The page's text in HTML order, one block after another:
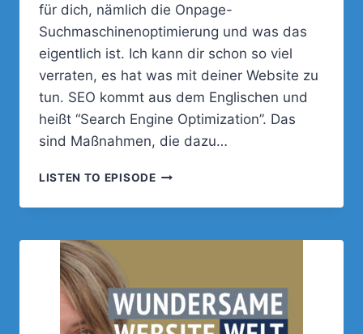
für dich, nämlich die Onpage-
Suchmaschinenoptimierung und was das
eigentlich ist. Ich kann dir schon so viel
verraten, es hat was mit deiner Website zu
tun. SEO kommt aus dem Englischen und
heißt “Search Engine Optimization”. Das
sind Maßnahmen, die dazu…
LISTEN TO EPISODEWAS
ONPAGE-
SEO
MUSS
ICH
ALLES